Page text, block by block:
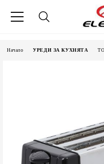
Начало УРЕДИ ЗА КУХНЯТА